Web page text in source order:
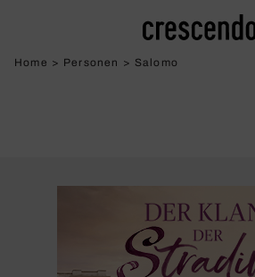
Home > Personen > Salomo